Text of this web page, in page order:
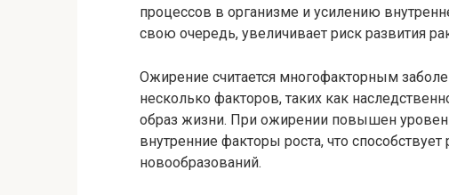
процессов в организме и усилению
свою очередь, увеличивает риск развития
Ожирение считается многофакторным
несколько факторов, таких как
образ жизни. При ожирении повышен
внутренние факторы роста, что
новообразований.